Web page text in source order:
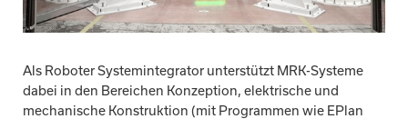
Als Roboter Systemintegrator unterstützt MRK-Systeme
dabei in den Bereichen Konzeption, elektrische und
mechanische Konstruktion (mit Programmen wie EPlan